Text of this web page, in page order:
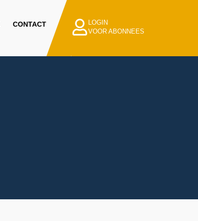
CONTACT
LOGIN
VOOR ABONNEES